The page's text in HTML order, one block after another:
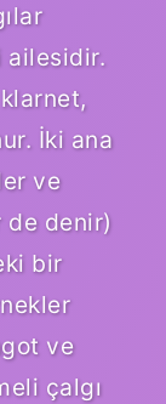
ailesidir.
İki ana
ve
de denir)
bir
ve
çalgı